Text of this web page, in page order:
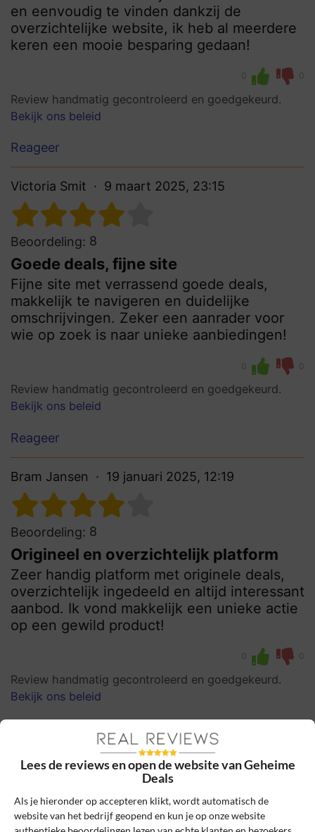
en eenvoudig te vinden dankzij de
overzichtelijke website, ik heb al meerdere
keren een mooie besparing gedaan!
0 0
Review handmatig gecontroleerd en goedgekeurd.
Bekijk ons beleid
Reageer
Victoria Smit 9 maart 2025, 23:15
Beoordeling: 8
Goede deals, fijne site
Fijne site met verrassend goede deals,
makkelijk te navigeren en duidelijke
omschrijvingen. Zeker een aanrader voor
wie op zoek is naar unieke aanbiedingen!
0 0
Review handmatig gecontroleerd en goedgekeurd.
Bekijk ons beleid
Reageer
Bram Jansen 19 januari 2025, 12:19
Beoordeling: 8
Origineel en overzichtelijk platform
Zeer handig platform met originele deals,
overzichtelijk ingedeeld en altijd interessant
aanbod. Ik vond makkelijk een unieke actie
op een gewild product!
0 0
Review handmatig gecontroleerd en goedgekeurd.
Bekijk ons beleid
Schrijf een review
Het e-mailadres en bestelnummer worden niet
gepubliceerd. Vereiste velden zijn gemarkeerd
Lees de reviews en open de website van Geheime
Deals
Als je hieronder op accepteren klikt, wordt automatisch de
website van het bedrijf geopend en kun je op onze website